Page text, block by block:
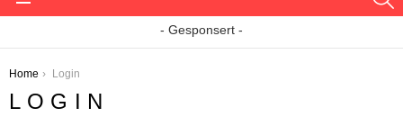
- Gesponsert -
You are here:
Home Login
LOGIN